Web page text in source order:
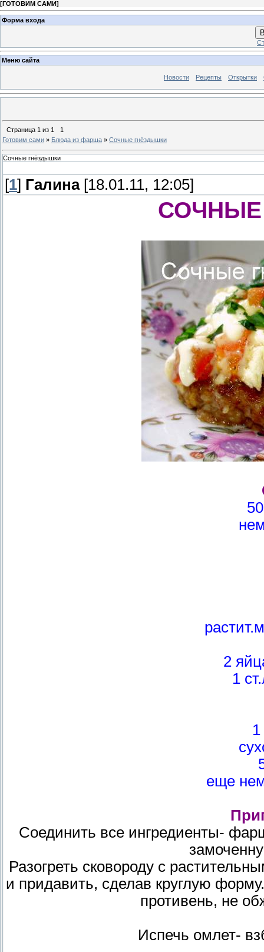
[ГОТОВИМ САМИ]
Форма входа
Меню сайта
Новости Рецепты Открытки
Страница 1 из 1
1
Готовим сами » Блюда из фарша » Сочные гнёздышки
Сочные гнёздышки
[1] Галина[18.01.11, 12:05]
2
1
еще
Соединить все ингредиенты-
Разогреть сковороду с
и придавить, сделав круглую
противень, не
Испечь омлет-